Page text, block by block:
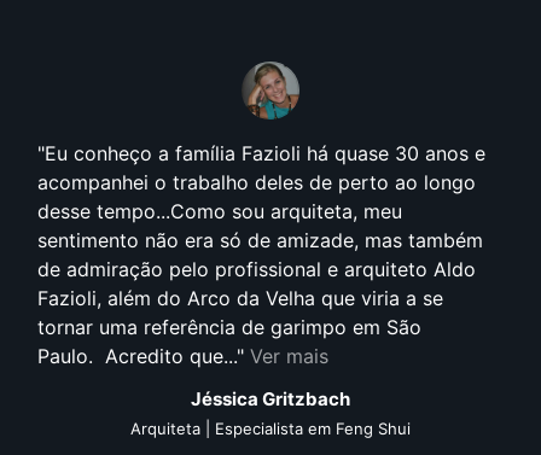
Eu conheço a família Fazioli há quase 30 anos e
acompanhei o trabalho deles de perto ao longo
desse tempo...Como sou arquiteta, meu
sentimento não era só de amizade, mas também
de admiração pelo profissional e arquiteto Aldo
Fazioli, além do Arco da Velha que viria a se
tornar uma referência de garimpo em São
Paulo. Acredito que... Ver mais
Jéssica Gritzbach
Arquiteta | Especialista em Feng Shui